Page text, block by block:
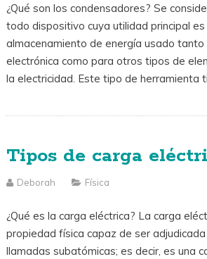
¿Qué son los condensadores? Se
todo dispositivo cuya utilidad principal es
almacenamiento de energía usado tanto
electrónica como para otros tipos de
la electricidad. Este tipo de herramienta
Tipos de carga
Deborah Física
¿Qué es la carga eléctrica? La carga
propiedad física capaz de ser
llamadas subatómicas; es decir, es una